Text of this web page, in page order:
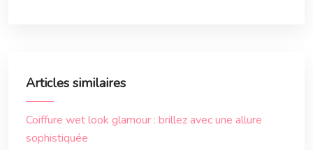
Articles similaires
Coiffure wet look glamour : brillez avec une allure
sophistiquée